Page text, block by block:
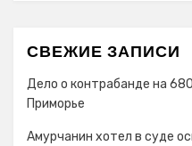
СВЕЖИЕ ЗАПИСИ
Дело о контрабанде на
Приморье
Амурчанин хотел в суде